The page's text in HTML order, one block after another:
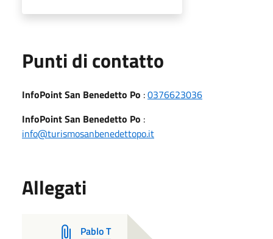
Punti di contatto
InfoPoint San Benedetto Po :0376623036
InfoPoint San Benedetto Po :
info@turismosanbenedettopo.it
Allegati
Pablo T